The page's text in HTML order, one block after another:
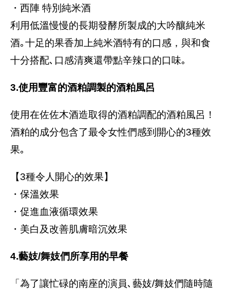
・西陣 特別純米酒
利用低溫慢慢的長期發酵所製成的大吟釀純米
酒｡十足的果香加上純米酒特有的口感，與和食
十分搭配､口感清爽還帶點辛辣口的口味｡
3.使用豐富的酒粕調製的酒粕風呂
使用在佐佐木酒造取得的酒粕調配的酒粕風呂！
酒粕的成分包含了最令女性們感到開心的3種效
果｡
【3種令人開心的效果】
・保溫效果
・促進血液循環效果
・美白及改善肌膚暗沉效果
4.藝妓/舞妓們所享用的早餐
「為了讓忙碌的南座的演員､藝妓/舞妓們隨時隨